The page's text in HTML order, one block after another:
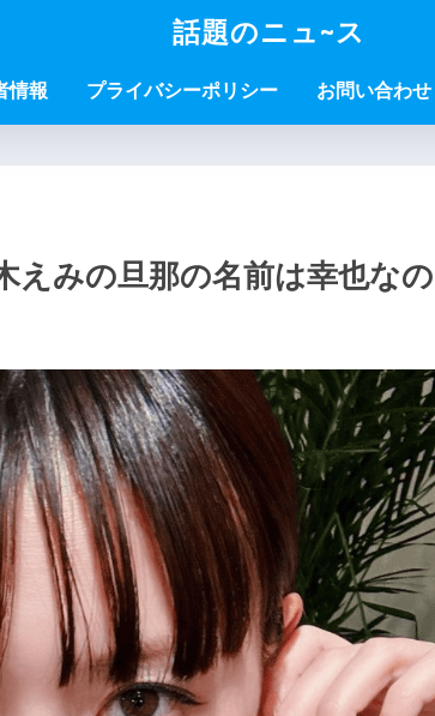
話題のニュ~ス
情報 プライバシーポリシー お問い合わせ
えみの旦那の名前は幸也なの